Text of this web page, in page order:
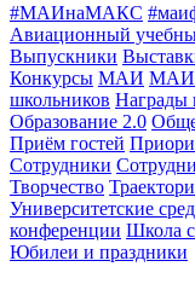
#МАИнаМАКС
Авиационный
Выпускники
Конкурсы МАИ МАИ
школьников Награды
Образование 2.0
Приём гостей
Сотрудники
Творчество
Университетские
конференции Школа
Юбилеи и праздники